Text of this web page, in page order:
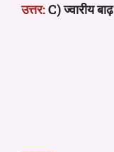
उत्तर:C) ज्वारीय बाढ़